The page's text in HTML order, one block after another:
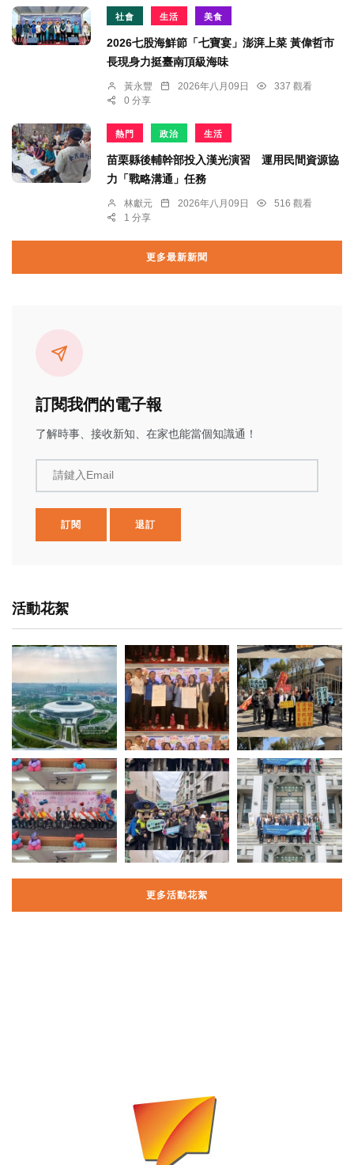
社會 生活 美食
2026七股海鮮節「七寶宴」澎湃上菜 黃偉哲市
長現身力挺臺南頂級海味
黃永豐 2026年八月09日
337 觀看
0 分享
熱門 政治 生活
苗栗縣後輔幹部投入漢光演習 運用民間資源協
力「戰略溝通」任務
林獻元 2026年八月09日
516 觀看
1 分享
更多最新新聞
訂閱我們的電子報
了解時事、接收新知、在家也能當個知識通！
請鍵入Email
訂閱 退訂
活動花絮
更多活動花絮